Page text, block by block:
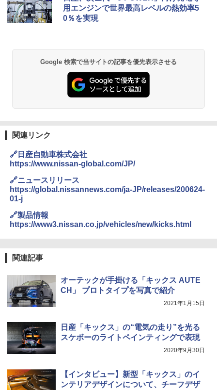
用エンジンで世界最高レベルの熱効率5
0％を実現
Google 検索で当サイトの記事を優先表示させる
関連リンク
🔗日産自動車株式会社
https://www.nissan-global.com/JP/
🔗ニュースリリース
https://global.nissannews.com/ja-JP/releases/200624-
01-j
🔗製品情報
https://www3.nissan.co.jp/vehicles/new/kicks.html
関連記事
オーテックが手掛ける「キックス AUTE
CH」 プロトタイプを写真で紹介
2021年1月15日
日産「キックス」の“電気の走り”を光る
スケボーのライトペインティングで表現
2020年9月30日
【インタビュー】新型「キックス」のイ
ンテリアデザインについて、チーフデザ